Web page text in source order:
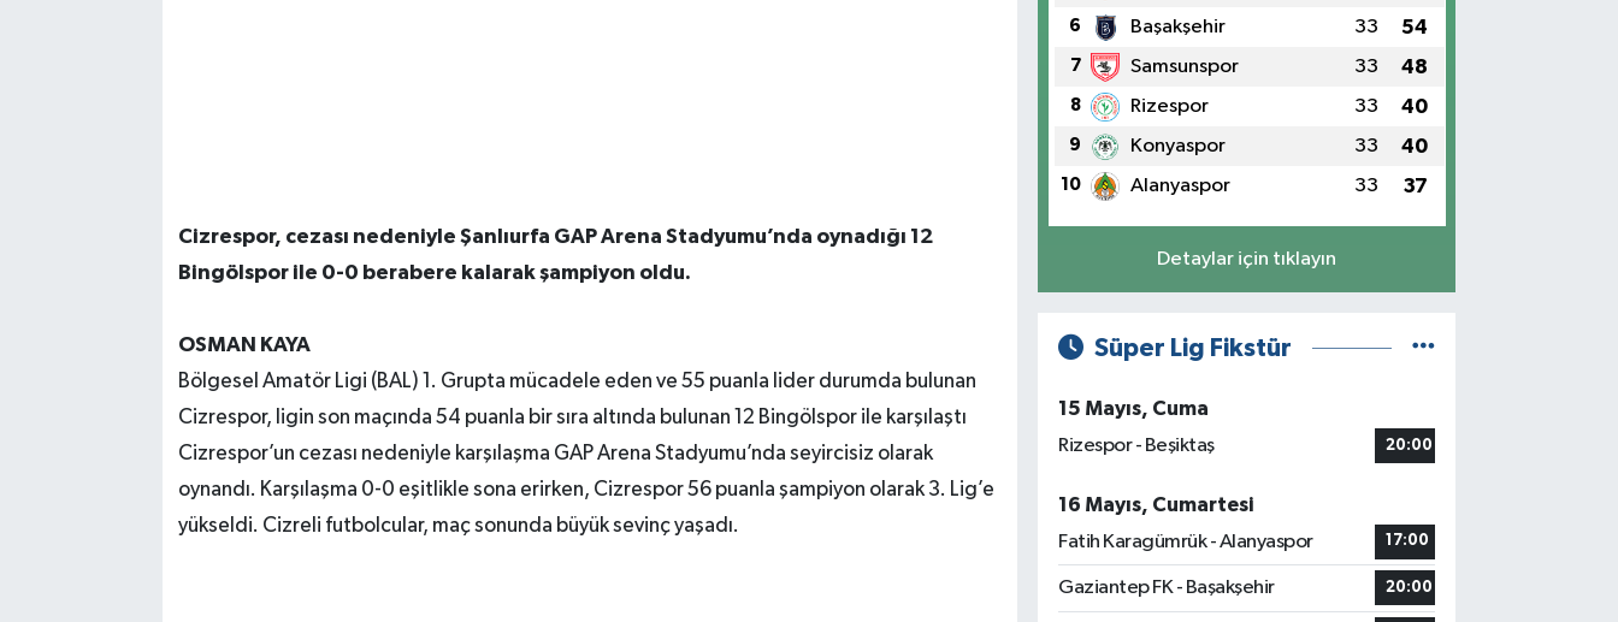
Cizrespor, cezası nedeniyle Şanlıurfa GAP Arena Stadyumu’nda oynadığı 12
Bingölspor ile 0-0 berabere kalarak şampiyon oldu.
OSMAN KAYA
Bölgesel Amatör Ligi (BAL) 1. Grupta mücadele eden ve 55 puanla lider durumda bulunan
Cizrespor, ligin son maçında 54 puanla bir sıra altında bulunan 12 Bingölspor ile karşılaştı
Cizrespor’un cezası nedeniyle karşılaşma GAP Arena Stadyumu’nda seyircisiz olarak
oynandı. Karşılaşma 0-0 eşitlikle sona erirken, Cizrespor 56 puanla şampiyon olarak 3. Lig’e
yükseldi. Cizreli futbolcular, maç sonunda büyük sevinç yaşadı.
6 Başakşehir 33 54
7 Samsunspor 33 48
8 Rizespor 33 40
9 Konyaspor 33 40
10 Alanyaspor 33 37
Detaylar için tıklayın
Süper Lig Fikstür
15 Mayıs, Cuma
Rizespor - Beşiktaş
20:00
16 Mayıs, Cumartesi
Fatih Karagümrük - Alanyaspor
17:00
Gaziantep FK - Başakşehir 20:00